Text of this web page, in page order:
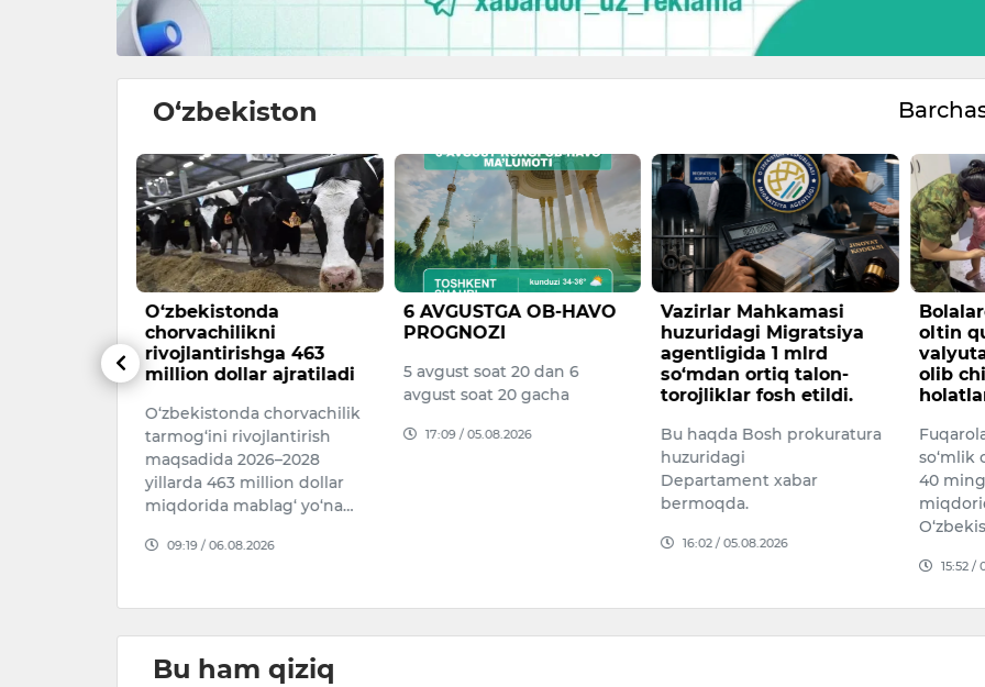
O‘zbekiston
O‘zbekistonda
chorvachilikni
rivojlantirishga 463
million dollar ajratiladi
O‘zbekistonda chorvachilik
tarmog‘ini rivojlantirish
maqsadida 2026–2028
yillarda 463 million dollar
miqdorida mablag‘ yo‘na…
09:19 / 06.08.2026
6 AVGUSTGA OB-HAVO
PROGNOZI
5 avgust soat 20 dan 6
avgust soat 20 gacha
17:09 / 05.08.2026
Vazirlar Mahkamasi
huzuridagi Migratsiya
agentligida 1 mlrd
so‘mdan ortiq talon-
torojliklar fosh etildi.
Bu haqda Bosh prokuratura
huzuridagi
Departament xabar
bermoqda.
16:02 / 05.08.2026
oltin
olib
so‘mlik
40 ming
15:52 /
Bu ham qiziq